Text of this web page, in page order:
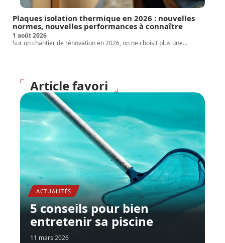
Plaques isolation thermique en 2026 : nouvelles
normes, nouvelles performances à connaître
1 août 2026
Sur un chantier de rénovation en 2026, on ne choisit plus une…
Article favori
ACTUALITÉS
5 conseils pour bien
entretenir sa piscine
11 mars 2026